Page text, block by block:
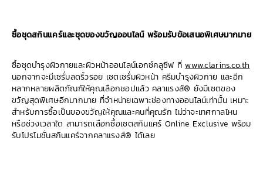
ซื้อชุดสกินแคร์และชุดของขวัญออนไลน์ พร้อมรับข้อเสนอพิเศษมากมาย
ซื้อชุดบำรุงผิวกายและผิวหน้าออนไลน์เอกซ์คลูซีฟ ที่www.clarins.co.th
นอกจากจะมีเซรั่มลดริ้วรอย เซตเซรั่มผิวหน้า ครีมบำรุงผิวกาย และอีก
หลากหลายผลิตภัณฑ์ให้คุณเลือกชอปแล้ว คลาแรงส์® ยังมีเซตของ
ขวัญสุดพิเศษอีกมากมาย ที่จำหน่ายเฉพาะช่องทางออนไลน์เท่านั้น เหมาะ
สำหรับการซื้อเป็นของขวัญให้คุณและคนที่คุณรัก ไม่ว่าจะเทศกาลไหน
หรือช่วงเวลาใด สามารถเลือกซื้อเซตสกินแคร์ Online Exclusive พร้อม
รับโปรโมชั่นสกินแคร์จากคลาแรงส์® ได้เลย